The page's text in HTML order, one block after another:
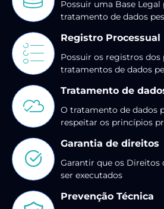
Possuir uma Base Legal
tratamento de dados
Registro Processual
Possuir os registros dos
tratamentos de dados
Tratamento de
O tratamento de dados
respeitar os princípios
Garantia de direitos
Garantir que os Direitos
ser executados
Prevenção Técnica